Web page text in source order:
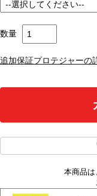
数量
追加保証プロテジャーの
本商品